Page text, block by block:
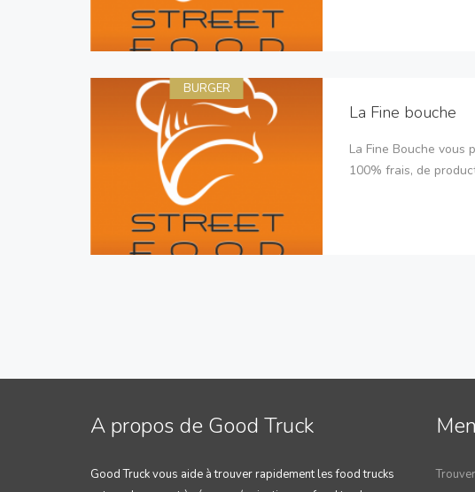
BURGER
La Fine bouche
La Fine Bouche vous
100% frais, de
A propos de Good Truck
Good Truck vous aide à trouver rapidement les food trucks